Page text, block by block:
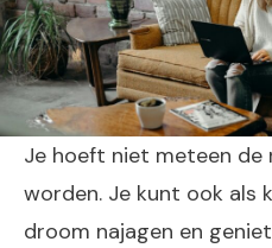
Je hoeft niet meteen de
worden. Je kunt ook als
droom najagen en